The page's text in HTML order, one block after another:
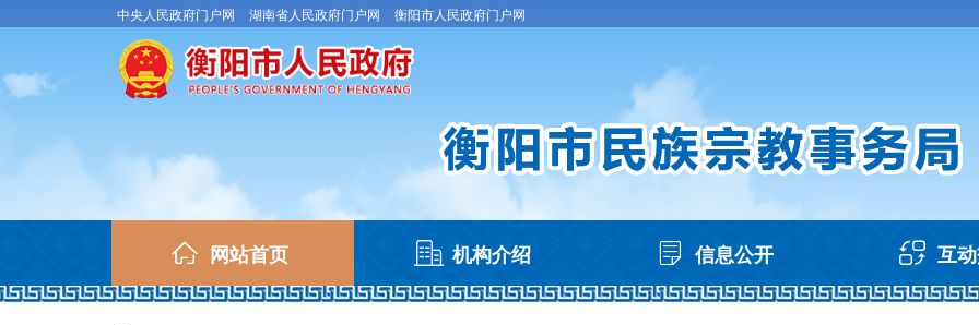
中央人民政府门户网 湖南省人民政府门户网 衡阳市人民政府门户网
网站首页(current) 机构介绍 信息公开 互